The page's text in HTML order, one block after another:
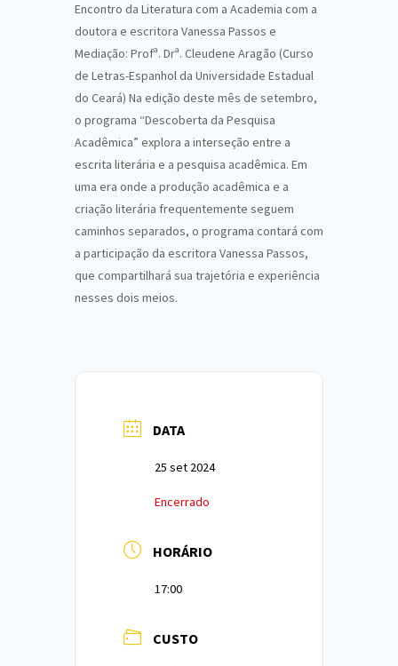
Encontro da Literatura com a Academia com a
doutora e escritora Vanessa Passos e
Mediação: Profª. Drª. Cleudene Aragão (Curso
de Letras-Espanhol da Universidade Estadual
do Ceará) Na edição deste mês de setembro,
o programa “Descoberta da Pesquisa
Acadêmica” explora a interseção entre a
escrita literária e a pesquisa acadêmica. Em
uma era onde a produção acadêmica e a
criação literária frequentemente seguem
caminhos separados, o programa contará com
a participação da escritora Vanessa Passos,
que compartilhará sua trajetória e experiência
nesses dois meios.
DATA
25 set 2024
Encerrado
HORÁRIO
17:00
CUSTO